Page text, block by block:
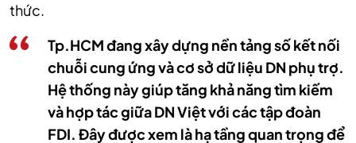
thức.
Tp.HCM đang xây dựng nền tảng số kết nối
chuỗi cung ứng và cơ sở dữ liệu DN phụ trợ.
Hệ thống này giúp tăng khả năng tìm kiếm
và hợp tác giữa DN Việt với các tập đoàn
FDI. Đây được xem là hạ tầng quan trọng để